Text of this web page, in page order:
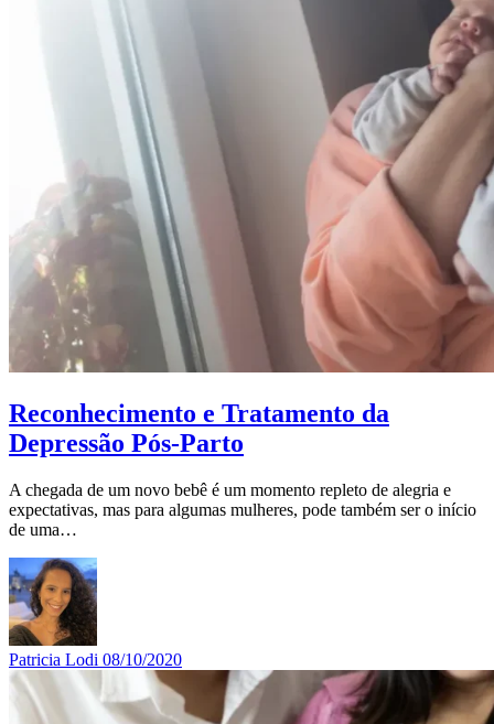
Reconhecimento e Tratamento da
Depressão Pós-Parto
A chegada de um novo bebê é um momento repleto de alegria e
expectativas, mas para algumas mulheres, pode também ser o início
de uma…
Patricia Lodi 08/10/2020